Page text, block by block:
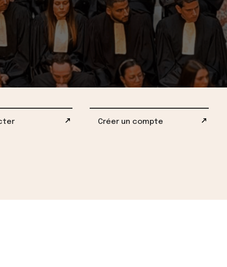
Créer un compte